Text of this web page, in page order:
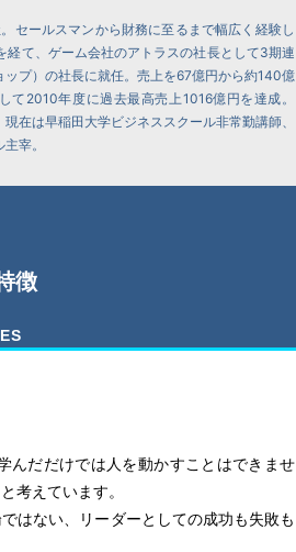
セールスマンから財務に至るまで幅広く経験し
て、ゲーム会社のアトラスの社長として3期連
プ）の社長に就任。売上を67億円から約140億
2010年度に過去最高売上1016億円を達成。
在は早稲田大学ビジネススクール非常勤講師、
宰。
徴
んだだけでは人を動かすことはできませ
考えています。
はない、リーダーとしての成功も失敗も